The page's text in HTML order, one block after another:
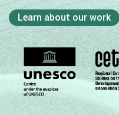
Learn about our work